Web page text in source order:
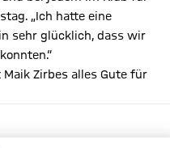
„Ich hatte eine
sehr glücklich, dass wir
Zirbes alles Gute für